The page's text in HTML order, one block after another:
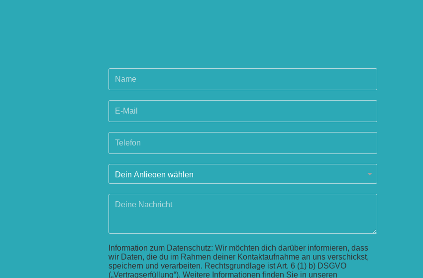
Information zum Datenschutz: Wir möchten dich darüber informieren, dass
wir Daten, die du im Rahmen deiner Kontaktaufnahme an uns verschickst,
speichern und verarbeiten. Rechtsgrundlage ist Art. 6 (1) b) DSGVO
(„Vertragserfüllung“). Weitere Informationen finden Sie in unseren